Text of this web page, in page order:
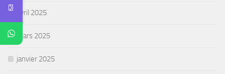
avril 2025
mars 2025
janvier 2025